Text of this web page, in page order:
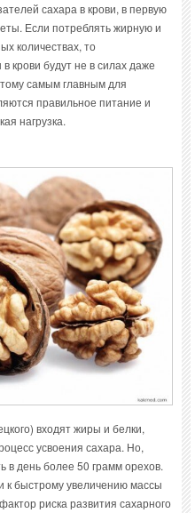
сахара в крови, в первую
Если потреблять жирную и
количествах, то
крови будут не в силах даже
самым главным для
правильное питание и
нагрузка.
входят жиры и белки,
усвоения сахара. Но,
в день более 50 грамм орехов.
к быстрому увеличению массы
риска развития сахарного